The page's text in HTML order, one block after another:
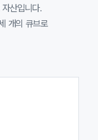
산입니다.
개의 큐브로